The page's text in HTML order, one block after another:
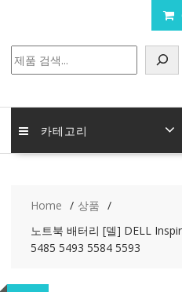
색
카테고리
Home
상품
노트북 배터리 [델] DELL
5485 5493 5584 5593